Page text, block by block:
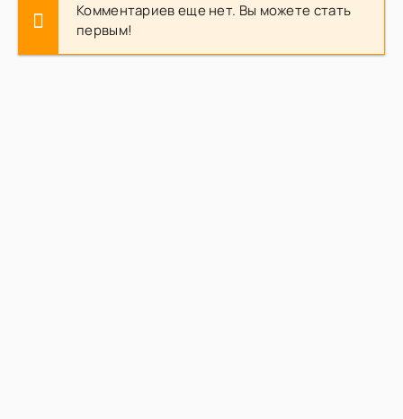
Комментариев еще нет. Вы можете стать
первым!